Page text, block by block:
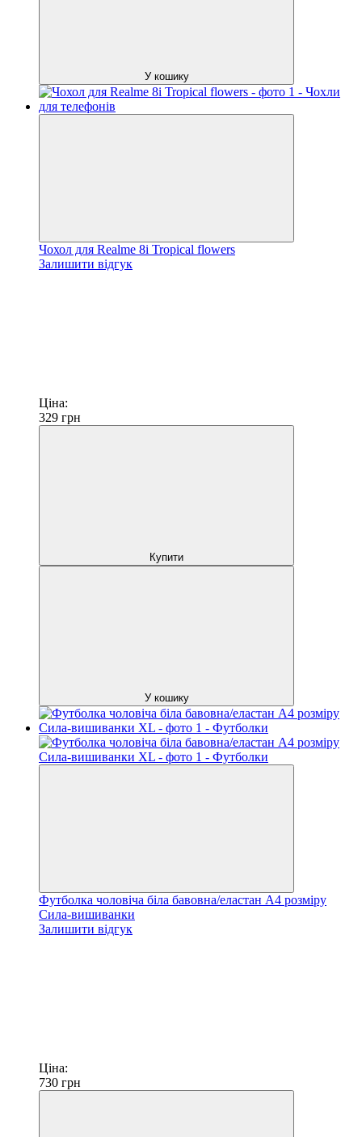
У кошику
Чохол для Realme 8i Tropical flowers
Залишити відгук
Ціна:
329 грн
Купити
У кошику
Футболка чоловіча біла бавовна/еластан А4 розміру
Сила-вишиванки
Залишити відгук
Ціна:
730 грн